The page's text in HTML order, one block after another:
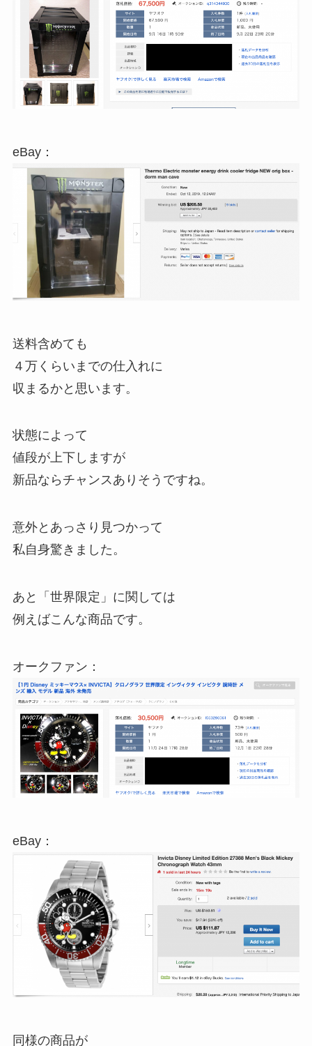
eBay：
送料含めても
４万くらいまでの仕入れに
収まるかと思います。
状態によって
値段が上下しますが
新品ならチャンスありそうですね。
意外とあっさり見つかって
私自身驚きました。
あと「世界限定」に関しては
例えばこんな商品です。
オークファン：
eBay：
同様の商品が